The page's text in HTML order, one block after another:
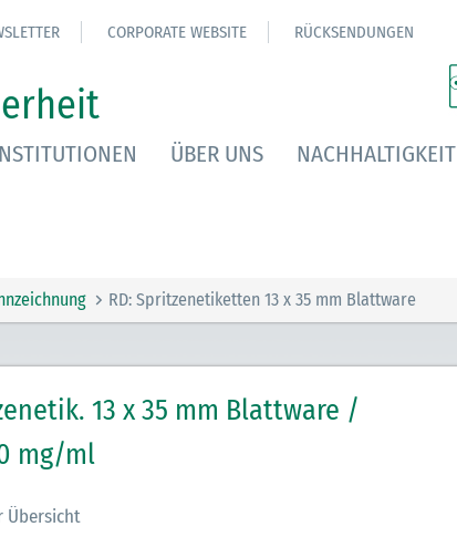
CORPORATE WEBSITE RÜCKSENDUNGEN
ÜBER UNS NACHHALTIGKEIT
RD: Spritzenetiketten 13 x 35 mm Blattware
13 x 35 mm Blattware /
mg/ml
Übersicht